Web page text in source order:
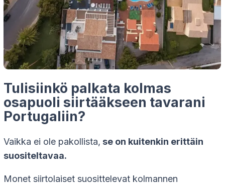
Tulisiinkö palkata kolmas
osapuoli siirtääkseen tavarani
Portugaliin?
Vaikka ei ole pakollista, se on kuitenkin erittäin
suositeltavaa.
Monet siirtolaiset suosittelevat kolmannen